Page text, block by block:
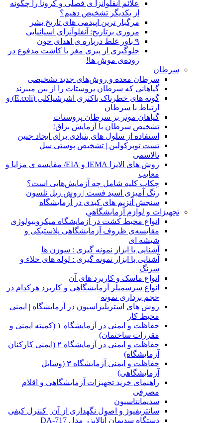
علائم آنفلوانزا ی فصلی و کرونا را چگونه
از یکدیگر تشخیص دهیم؟
مرگبار ترین اپیدمی های تاریخ بشر
مروری برتاریخ: آنفلوآنزای اسپانیایی
۹ باور غلط درباره ی اهدای خون
جلوگیری از پیری مغز با کاشت مدفوع در
روده‌ی موش ها!
سرطان
سرطان معده و روش‌های جدید تشخیصی
گیاهانی که سرطان پروستات را از بین میبرند
گونه های خطرناک باکتری اشرشیاکلی (E.coli) و
ارتباط با سرطان
گیاهان موثر بر سرطان پروستات
تشخیص سرطان با آزمایش بزاق!
استفاده از سلول های بنیادی برای ایجاد جنین
تست توبرکولین | تشخیص پوستی سل
تالاسمی
روش های الایزا IEMA و EIA/ مقایسه ی مزایا و
معایب
چکاپ کلیه شامل چه آزمایش‌هایی است؟
رنگ آمیزی اسید فست | روش زیل نلسون
سنجش آنزیم های کبدی در آزمایشگاه
تجهیزات و لوازم آزمایشگاهی
انواع محیط کشت در آزمایشگاه میکروبیولوژی
مقایسه‌ی ظروف آزمایشگاهی پلاستیکی و
شیشه ای
آشنایی با ابزار نمونه گیری : سوزن ها
آشنایی با ابزار نمونه گیری : لوله های خلاء و
سرنگ
انواع ماسک و کاربرد های آن
انواع سرسمپلر آزمایشگاهی و کاربرد هرکدام در
حجم برداری نمونه
روش های استریلیزاسیون در آزمایشگاه | ایمنی
محیط کار
حفاظت و ایمنی در آزمایشگاه ۱ (کمیته ایمنی و
مقررات ساختمان)
حفاظت و ایمنی در آزمایشگاه ۲ (ایمنی کارکنان
آزمایشگاه)
حفاظت و ایمنی آزمایشگاه ۳ (وسایل
آزمایشگاهی)
راهنمای خرید تجهیزات آزمایشگاهی و اقلام
مصرفی
سدیمانتاسیون
سانتریفیوژ و اصول نگهداری از آن | کنترل کیفی
دستگاه سدیمان آنالایزر مدل DA-717